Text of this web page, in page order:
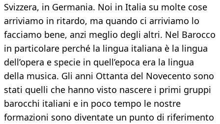
Svizzera, in Germania. Noi in Italia su molte cose
arriviamo in ritardo, ma quando ci arriviamo lo
facciamo bene, anzi meglio degli altri. Nel Barocco
in particolare perché la lingua italiana è la lingua
dell’opera e specie in quell’epoca era la lingua
della musica. Gli anni Ottanta del Novecento sono
stati quelli che hanno visto nascere i primi gruppi
barocchi italiani e in poco tempo le nostre
formazioni sono diventate un punto di riferimento